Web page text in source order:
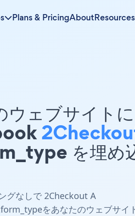
Plans & PricingAboutResources
ウェブサイト
を埋め
グなしで 2Checkout A
をあなたのウェブサイ